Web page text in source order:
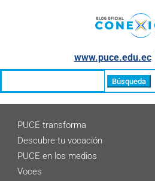
www.puce.edu.ec│
PUCE transforma
Descubre tu vocación
PUCE en los medios
Voces